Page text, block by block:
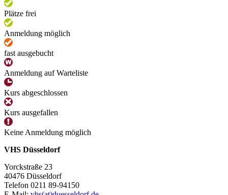
Plätze frei
Anmeldung möglich
fast ausgebucht
Anmeldung auf Warteliste
Kurs abgeschlossen
Kurs ausgefallen
Keine Anmeldung möglich
VHS Düsseldorf
Yorckstraße 23
40476 Düsseldorf
Telefon 0211 89-94150